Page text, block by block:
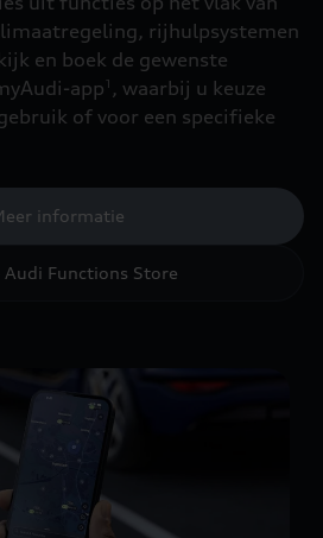
rijhulpsystemen
en boek de gewenste
app 1 , waarbij u keuze
of voor een specifieke
informatie
Audi Functions Store